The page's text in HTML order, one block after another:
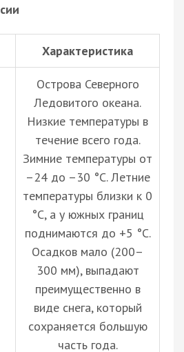
Характеристика
Острова Северного
Ледовитого океана.
Низкие температуры в
течение всего года.
Зимние температуры от
–24 до –30 °C. Летние
температуры близки к 0
°C, а у южных границ
поднимаются до +5 °C.
Осадков мало (200–
300 мм), выпадают
преимущественно в
виде снега, который
сохраняется большую
часть года.